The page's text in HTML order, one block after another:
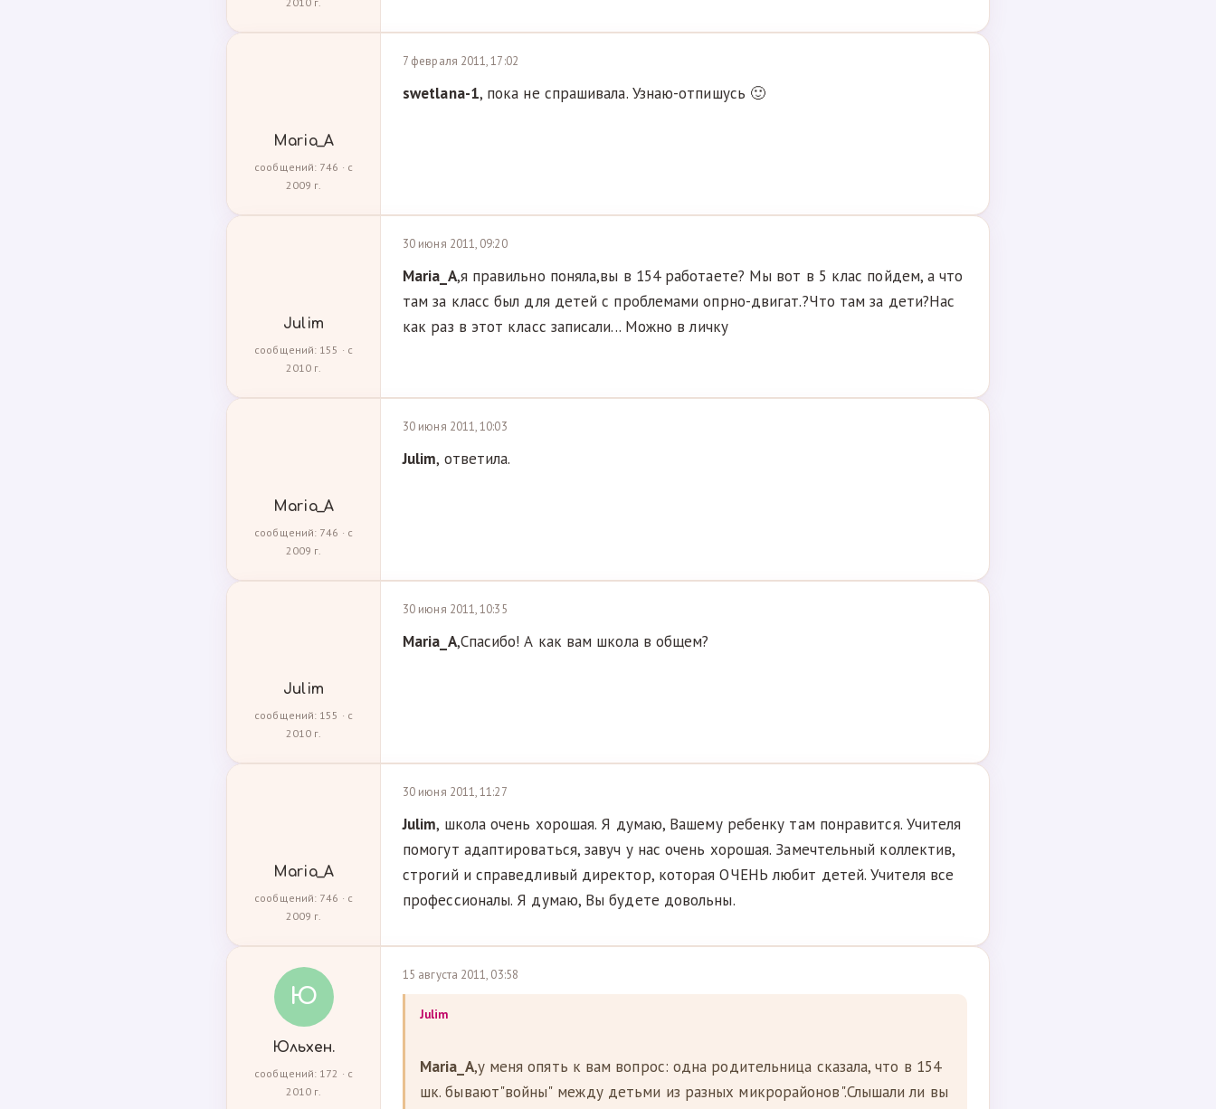
Maria_A
сообщений: 746 · с
2009 г.
7 февраля 2011, 17:02
swetlana-1, пока не спрашивала. Узнаю-отпишусь 🙂
Julim
сообщений: 155 · с
2010 г.
30 июня 2011, 09:20
Maria_A,я правильно поняла,вы в 154 работаете? Мы вот в 5 клас пойдем, а что
там за класс был для детей с проблемами опрно-двигат.?Что там за дети?Нас
как раз в этот класс записали... Можно в личку
Maria_A
сообщений: 746 · с
2009 г.
30 июня 2011, 10:03
Julim, ответила.
Julim
сообщений: 155 · с
2010 г.
30 июня 2011, 10:35
Maria_A,Спасибо! А как вам школа в общем?
Maria_A
сообщений: 746 · с
2009 г.
30 июня 2011, 11:27
Julim, школа очень хорошая. Я думаю, Вашему ребенку там понравится. Учителя
помогут адаптироваться, завуч у нас очень хорошая. Замечтельный коллектив,
строгий и справедливый директор, которая ОЧЕНЬ любит детей. Учителя все
профессионалы. Я думаю, Вы будете довольны.
Ю
Юльхен.
сообщений: 172 · с
2010 г.
15 августа 2011, 03:58
Julim
Maria_A,у меня опять к вам вопрос: одна родительница сказала, что в 154
шк. бывают"войны" между детьми из разных микрорайонов".Слышали ли вы